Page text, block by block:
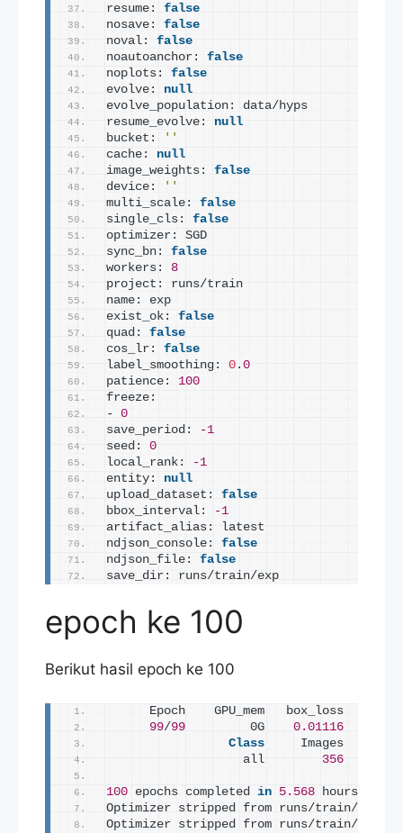
resume: false
nosave: false
noval: false
noautoanchor: false
noplots: false
evolve: null
evolve_population: data/hyps
resume_evolve: null
bucket:
''
cache: null
image_weights: false
device:
''
multi_scale: false
single_cls: false
optimizer: SGD
sync_bn: false
workers: 8
project: runs/train
name: exp
exist_ok: false
quad: false
cos_lr: false
label_smoothing: 0 . 0
patience: 100
freeze:
- 0
save_period:
-1
seed: 0
local_rank:
-1
entity: null
upload_dataset: false
bbox_interval:
-1
artifact_alias: latest
ndjson_console: false
ndjson_file: false
save_dir: runs/train/exp
epoch ke 100
Berikut hasil epoch ke 100
Epoch    GPU_mem   box_loss
99/99
         0G
0.01116
Class
Images
                   all
356
100 epochs completed in 5.568 hours.
Optimizer stripped from runs/train/exp/
Optimizer stripped from runs/train/exp/